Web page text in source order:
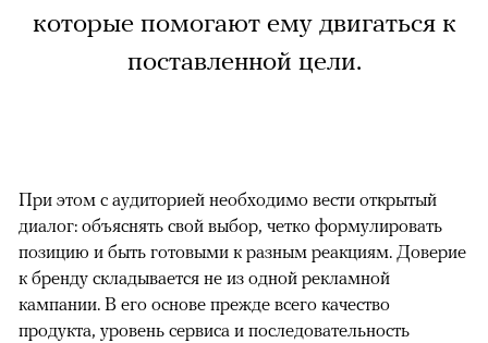
которые помогают ему двигаться к
поставленной цели.
При этом с аудиторией необходимо вести открытый
диалог: объяснять свой выбор, четко формулировать
позицию и быть готовыми к разным реакциям. Доверие
к бренду складывается не из одной рекламной
кампании. В его основе прежде всего качество
продукта, уровень сервиса и последовательность